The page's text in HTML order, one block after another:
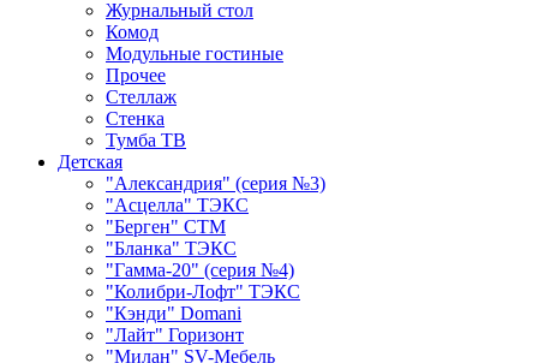
Журнальный стол
Комод
Модульные гостиные
Прочее
Стеллаж
Стенка
Тумба ТВ
Детская
"Александрия" (серия №3)
"Асцелла" ТЭКС
"Берген" СТМ
"Бланка" ТЭКС
"Гамма-20" (серия №4)
"Колибри-Лофт" ТЭКС
"Кэнди" Domani
"Лайт" Горизонт
"Милан" SV-Мебель